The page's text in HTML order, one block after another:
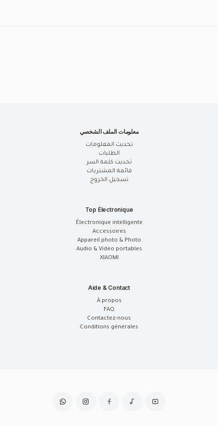
معلومات الملف الشخصي
تحديث المعلومات
الطلبات
تحديث كلمة السر
قائمة المشتريات
تسجيل الخروج
Top Électronique
Électronique intelligente
Accessoires
Appareil photo & Photo
Audio & Vidéo portables
XIAOMI
Aide & Contact
À propos
FAQ
Contactez-nous
Conditions générales